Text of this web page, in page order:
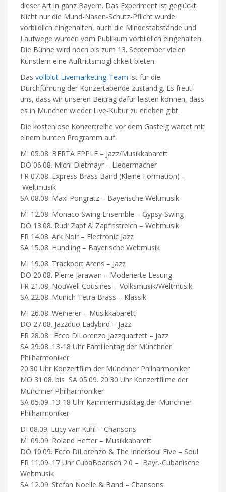
dieser Art in ganz Bayern. Das Experiment ist geglückt:
Nicht nur die Mund-Nasen-Schutz-Pflicht wurde
vorbildlich eingehalten, auch die Mindestabstände und
Laufwege wurden vom Publikum vorbildlich eingehalten.
Die Bühne wird noch bis zum 13. September vielen
Künstlern eine Auftrittsmöglichkeit bieten.
Das vollblut Livemarketing-Team ist für die
Durchführung der Konzertabende zuständig. Es freut
uns, dass wir unseren Beitrag dafür leisten können, dass
es in München wieder Live-Kultur zu erleben gibt.
Die kostenlose Konzertreihe vor dem Gasteig wartet mit
einem bunten Programm auf:
MI 05.08. BERTA EPPLE – Jazz/Musikkabarett
DO 06.08. Michi Dietmayr – Liedermacher
FR 07.08. Express Brass Band (Kleine Formation) –
Weltmusik
SA 08.08. Maxi Pongratz – Bayerische Weltmusik
MI 12.08. Monaco Swing Ensemble – Gypsy-Swing
DO 13.08. Rudi Zapf & Zapf’nstreich – Weltmusik
FR 14.08. Ark Noir – Electronic Jazz
SA 15.08. Hundling – Bayerische Weltmusik
MI 19.08. Trackport Arens – Jazz
DO 20.08. Pierre Jarawan – Moderierte Lesung
FR 21.08. NouWell Cousines – Volksmusik/Weltmusik
SA 22.08. Munich Tetra Brass – Klassik
MI 26.08. Weiherer – Musikkabarett
DO 27.08. Jazzduo Ladybird – Jazz
FR 28.08. Ecco DiLorenzo Jazzquartett – Jazz
SA 29.08. 13-18 Uhr Familientag der Münchner
Philharmoniker
20:30 Uhr Konzertfilm der Münchner Philharmoniker
MO 31.08. bis SA 05.09. 20:30 Uhr Konzertfilme der
Münchner Philharmoniker
SA 05.09. 13-18 Uhr Kammermusiktag der Münchner
Philharmoniker
DI 08.09. Lucy van Kuhl – Chansons
MI 09.09. Roland Hefter – Musikkabarett
DO 10.09. Ecco DiLorenzo & The Innersoul Five – Soul
FR 11.09. 17 Uhr CubaBoarisch 2.0 – Bayr.-Cubanische
Weltmusik
SA 12.09. Stefan Noelle & Band – Chansons